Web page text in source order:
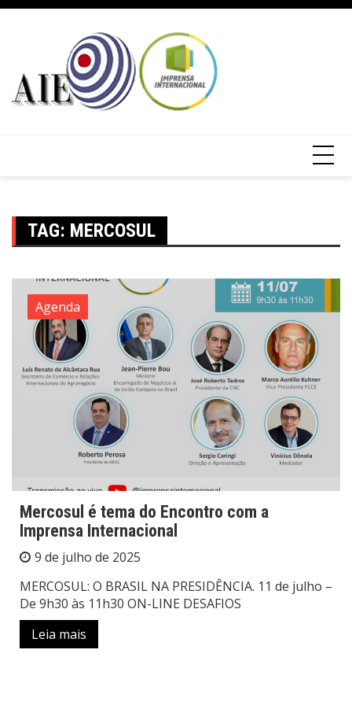
TAG: MERCOSUL
Agenda
Mercosul é tema do Encontro com a
Imprensa Internacional
9 de julho de 2025
MERCOSUL: O BRASIL NA PRESIDÊNCIA. 11 de julho –
De 9h30 às 11h30 ON-LINE DESAFIOS
Leia mais